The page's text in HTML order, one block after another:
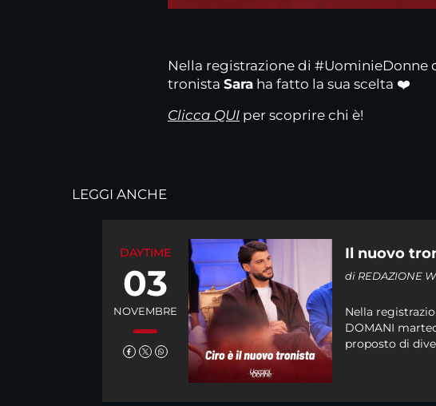
Nella registrazione di #UominieDonne
tronista Sara ha fatto la sua scelta ❤️
Clicca QUI per scoprire chi è!
LEGGI ANCHE
DAYTIME
03
NOVEMBRE
Il nuovo
di REDAZIONE
Nella
DOMANI
proposto di